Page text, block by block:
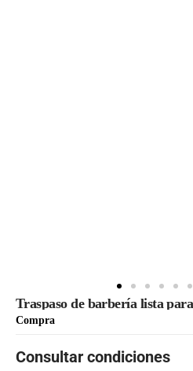
Compra
Consultar condiciones